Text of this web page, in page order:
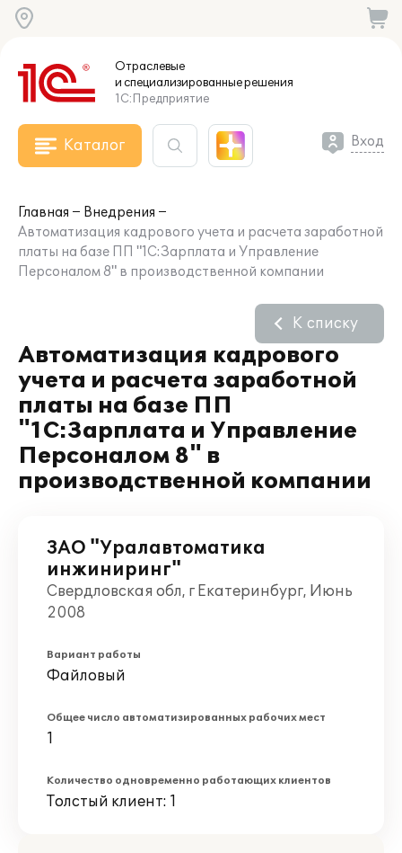
Отраслевые
и специализированныерешения
1С:Предприятие
Каталог Вход
Главная
Внедрения
Автоматизация кадрового учета и расчета заработной
платы на базе ПП "1С:Зарплата и Управление
Персоналом 8" в производственной компании
Автоматизация кадрового
учета и расчета заработной
платы на базе ПП
"1С:Зарплата и Управление
Персоналом 8" в
производственной компании
К списку
ЗАО "Уралавтоматика
инжиниринг"
Свердловская обл, г Екатеринбург, Июнь
2008
Вариант работы
Файловый
Общее число автоматизированных рабочих мест
1
Количество одновременно работающих клиентов
Толстый клиент: 1